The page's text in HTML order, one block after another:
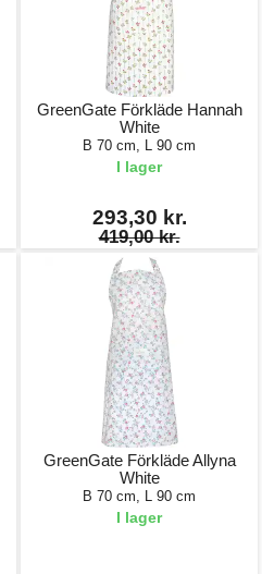
GreenGate Förkläde Hannah
White
B 70 cm, L 90 cm
I lager
293,30 kr.
419,00 kr.
GreenGate Förkläde Allyna
White
B 70 cm, L 90 cm
I lager